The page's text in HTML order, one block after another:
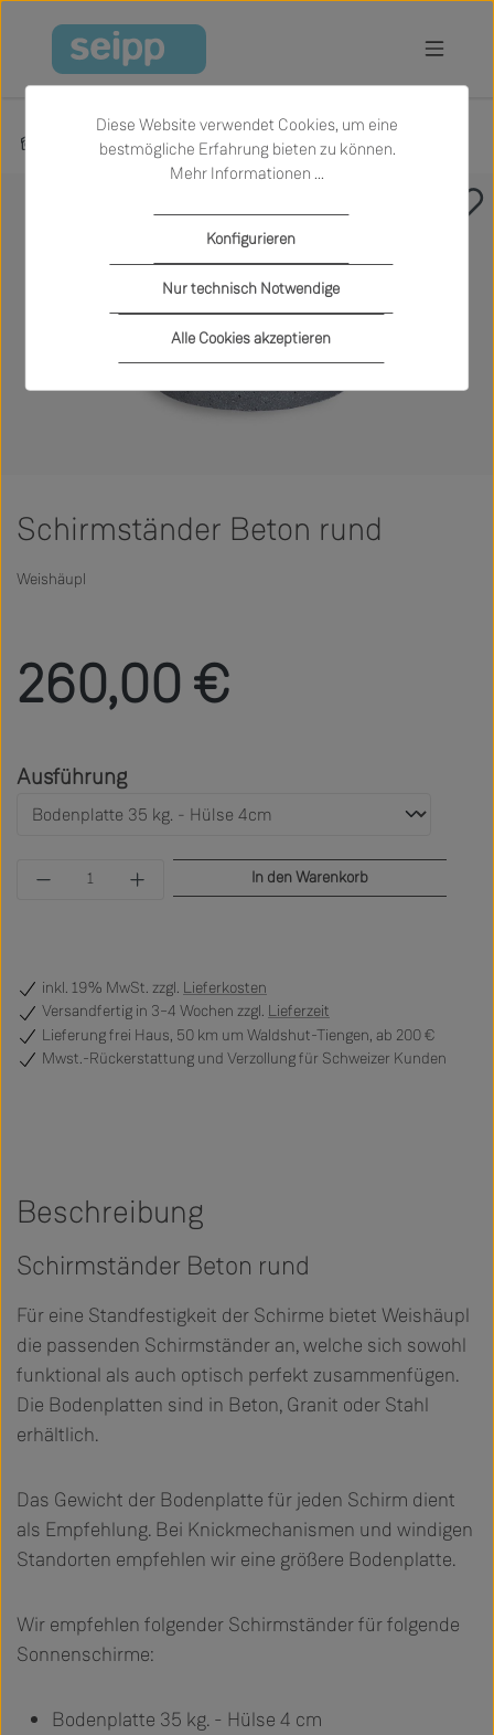
Zum Hauptinhalt springen
Produkte Garten Sonnenschirme
Schirmständer Beton rund
Weishäupl
260,00 €
Ausführungauswählen
Produkt Anzahl: Gib den gewünschten Wert
In den Warenkorb
inkl. 19% MwSt. zzgl. Lieferkosten
Versandfertig in 3–4 Wochen zzgl. Lieferzeit
Lieferung frei Haus, 50 km um Waldshut-Tiengen, ab 200 €
Mwst.-Rückerstattung und Verzollung für Schweizer Kunden
Beschreibung
Schirmständer Beton rund
Für eine Standfestigkeit der Schirme bietet Weishäupl
die passenden Schirmständer an, welche sich sowohl
funktional als auch optisch perfekt zusammenfügen.
Die Bodenplatten sind in Beton, Granit oder Stahl
erhältlich.
Das Gewicht der Bodenplatte für jeden Schirm dient
als Empfehlung. Bei Knickmechanismen und windigen
Standorten empfehlen wir eine größere Bodenplatte.
Wir empfehlen folgender Schirmständer für folgende
Sonnenschirme:
Bodenplatte 35 kg. - Hülse 4 cm
Diese Website verwendet Cookies, um eine
bestmögliche Erfahrung bieten zu können.
Mehr Informationen ...
Nur technisch Notwendige
Konfigurieren
Alle Cookies akzeptieren